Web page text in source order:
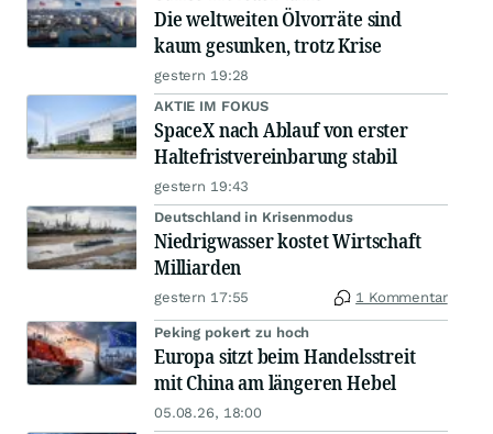
Die weltweiten Ölvorräte sind
kaum gesunken, trotz Krise
gestern 19:28
AKTIE IM FOKUS
SpaceX nach Ablauf von erster
Haltefristvereinbarung stabil
gestern 19:43
Deutschland in Krisenmodus
Niedrigwasser kostet Wirtschaft
Milliarden
gestern 17:55 1 Kommentar
Peking pokert zu hoch
Europa sitzt beim Handelsstreit
mit China am längeren Hebel
05.08.26, 18:00